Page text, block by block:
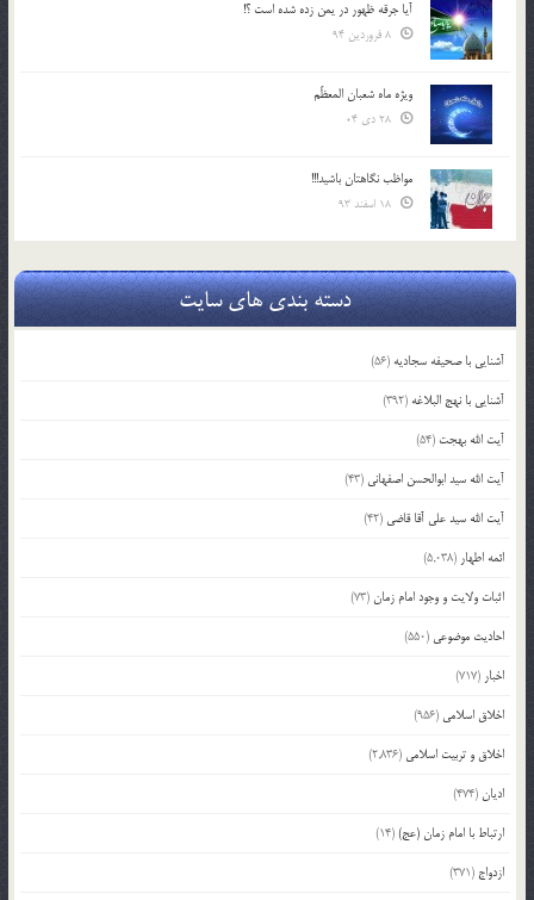
آیا جرقه ظهور در یمن زده شده است ؟!
ویژه ماه شعبان المعظّم
مواظب نگاهتان باشید!!!
دسته بندی های سایت
آشنایی با صحیفه سجادیه (56)
آشنایی با نهج البلاغه (392)
آیت الله بهجت (54)
آیت الله سید ابوالحسن اصفهانی (43)
آیت الله سید علی آقا قاضی (42)
ائمه اطهار (5,038)
اثبات ولایت و وجود امام زمان(73)
احادیث موضوعی (550)
اخبار (717)
اخلاق اسلامی (956)
اخلاق و تربیت اسلامی (2,836)
ادیان(474)
ارتباط با امام زمان (عج)(14)
ازدواج (371)